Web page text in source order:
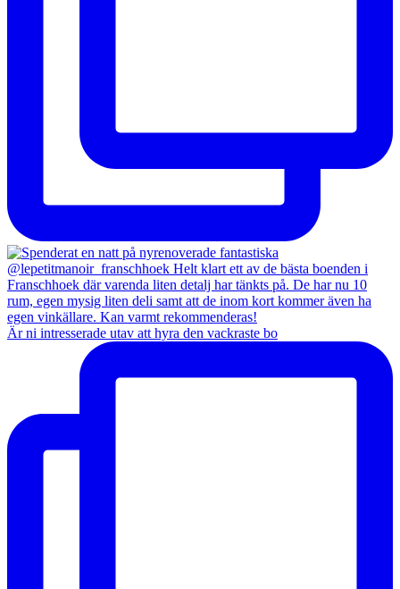
Är ni intresserade utav att hyra den vackraste bo